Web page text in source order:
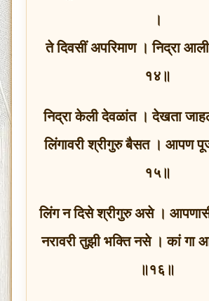
।
ते दिवसीं अपरिमाण । निद्रा
१४॥
निद्रा केली देवळांत । देखता
लिंगावरी श्रीगुरु बैसत । आपण
१५॥
लिंग न दिसे श्रीगुरु असे ।
नरावरी तुझी भक्ति नसे । कां गा
॥१६॥